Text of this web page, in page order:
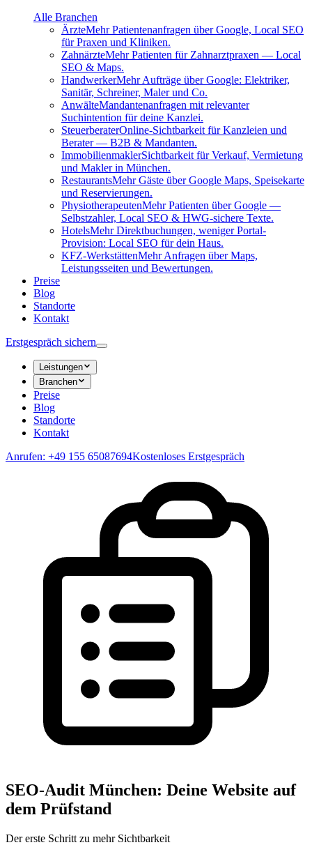
Alle Branchen
ÄrzteMehr Patientenanfragen über Google, Local SEO
für Praxen und Kliniken.
ZahnärzteMehr Patienten für Zahnarztpraxen — Local
SEO & Maps.
HandwerkerMehr Aufträge über Google: Elektriker,
Sanitär, Schreiner, Maler und Co.
AnwälteMandantenanfragen mit relevanter
Suchintention für deine Kanzlei.
SteuerberaterOnline-Sichtbarkeit für Kanzleien und
Berater — B2B & Mandanten.
ImmobilienmaklerSichtbarkeit für Verkauf, Vermietung
und Makler in München.
RestaurantsMehr Gäste über Google Maps, Speisekarte
und Reservierungen.
PhysiotherapeutenMehr Patienten über Google —
Selbstzahler, Local SEO & HWG-sichere Texte.
HotelsMehr Direktbuchungen, weniger Portal-
Provision: Local SEO für dein Haus.
KFZ-WerkstättenMehr Anfragen über Maps,
Leistungsseiten und Bewertungen.
Preise
Blog
Standorte
Kontakt
Erstgespräch sichern
Leistungen
Branchen
Preise
Blog
Standorte
Kontakt
Anrufen: +49 155 65087694Kostenloses Erstgespräch
SEO-Audit München: Deine Website auf
dem Prüfstand
Der erste Schritt zu mehr Sichtbarkeit